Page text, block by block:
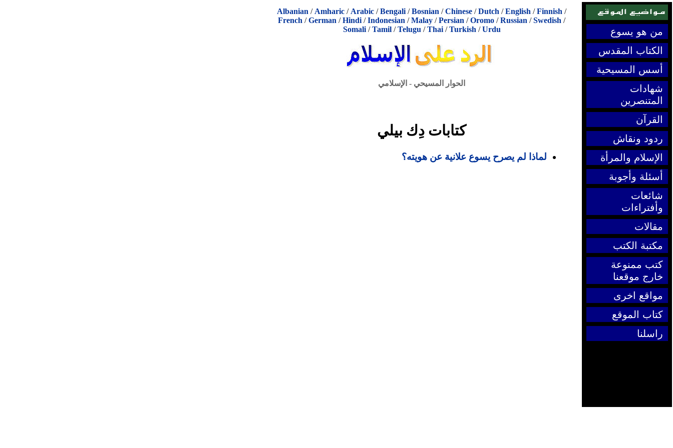
Albanian / Amharic / Arabic /Bengali /Bosnian /Chinese /Dutch /English /Finnish /
French /German /Hindi /Indonesian /Malay /Persian /Oromo /Russian /Swedish /
Somali/Tamil/Telugu /Thai/Turkish /Urdu
الحوار المسيحي - الإسلامي
كتابات دِك بيلي
لماذا لم يصرح يسوع علانية عن هويته؟
من هو يسوع
الكتاب المقدس
أسس المسيحية
شهادات
المتنصرين
القرآن
ردود ونقاش
الإسلام والمرأة
أسئلة وأجوبة
شائعات
وأفتراءات
مقالات
مكتبة الكتب
كتب ممنوعة
خارج موقعنا
مواقع اخرى
كتاب الموقع
راسلنا